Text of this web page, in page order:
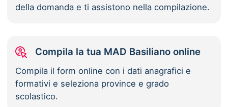
della domanda e ti assistono nella compilazione.
Compila la tua MAD Basiliano online
Compila il form online con i dati anagrafici e
formativi e seleziona province e grado
scolastico.